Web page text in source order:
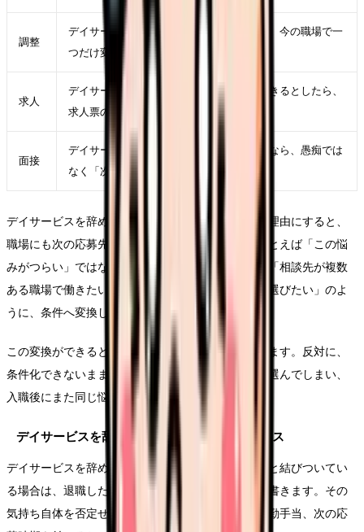
調整
デイサービスを辞めたいを軽くするために、今の職場で一
つだけ変えられる条件を決める
求人
デイサービスを辞めたいが次の職場でも起きるとしたら、
求人票のどの項目に表れるかを考える
面接
デイサービスを辞めたいを面接で説明するなら、愚痴では
なく「次に重視したい条件」に言い換える
デイサービスを辞めたいという言葉をそのまま退職理由にすると、
職場にも次の応募先にも伝わりにくくなります。たとえば「この悩
みがつらい」ではなく、「夜勤回数を減らしたい」「相談先が複数
ある職場で働きたい」「教育の段階が明確な環境を選びたい」のよ
うに、条件へ変換します。
この変換ができると、求人を見る時の精度が上がります。反対に、
条件化できないまま応募すると、給与や通勤だけで選んでしまい、
入職後にまた同じ悩みが再燃することがあります。
デイサービスを辞めたいで起きやすい具体ケース
デイサービスを辞めたいという悩みが給与や生活費と結びついてい
る場合は、退職したい気持ちとお金の不安を別々に書きます。その
気持ち自体を否定せず、固定費、賞与、残業代、夜勤手当、次の応